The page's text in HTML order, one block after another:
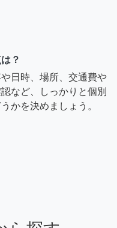
？
日時、場所、交通費や
など、しっかりと個別
かを決めましょう。